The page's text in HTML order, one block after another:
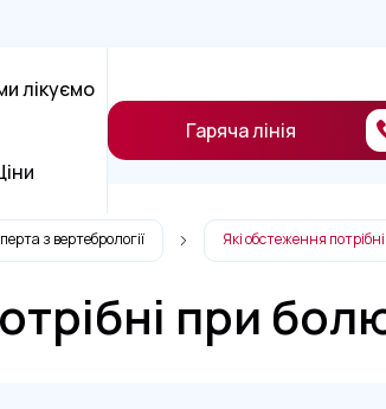
лікуємо
Гаряча лінія
з вертебрології Які обстеження
при